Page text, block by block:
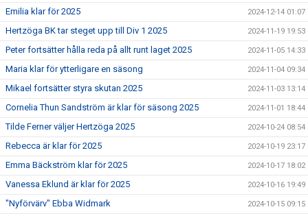
Emilia klar för 2025 2024-12-14 01:07
Hertzöga BK tar steget upp till Div 1 2025 2024-11-19 19:53
Peter fortsätter hålla reda på allt runt laget 2025 2024-11-05 14:33
Maria klar för ytterligare en säsong 2024-11-04 09:34
Mikael fortsätter styra skutan 2025 2024-11-03 13:14
Cornelia Thun Sandström är klar för säsong 2025 2024-11-01 18:44
Tilde Ferner väljer Hertzöga 2025 2024-10-24 08:54
Rebecca är klar för 2025 2024-10-19 23:17
Emma Bäckström klar för 2025 2024-10-17 18:02
Vanessa Eklund är klar för 2025 2024-10-16 19:49
"Nyförvärv" Ebba Widmark 2024-10-15 09:15